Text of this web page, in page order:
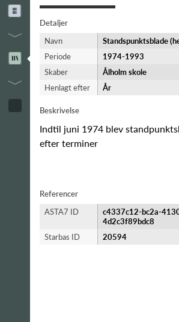
Detaljer
Navn
Standspunktsblade
Periode
1974-​1993
Skaber
Ålholm skole
Henlagt efter
År
Beskrivelse
Indtil juni 1974 blev
efter terminer
Referencer
ASTA7 ID
c4337c12-bc2a-
4d2c3f89bdc8
Starbas ID
20594